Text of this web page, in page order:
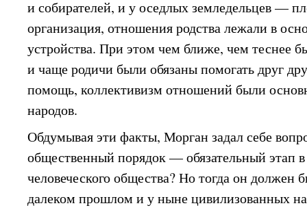
и собирателей, и у оседлых земледельцев —
организация, отношения родства лежали в
устройства. При этом чем ближе, чем теснее
и чаще родичи были обязаны помогать друг
помощь, коллективизм отношений были
народов.
Обдумывая эти факты, Морган задал себе
общественный порядок — обязательный этап
человеческого общества? Но тогда он должен
далеком прошлом и у ныне цивилизованных